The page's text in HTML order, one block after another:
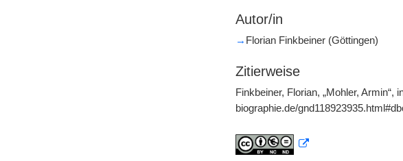
Autor/in
→ Florian Finkbeiner (Göttingen)
Zitierweise
Finkbeiner, Florian, „Mohler,
biographie.de/